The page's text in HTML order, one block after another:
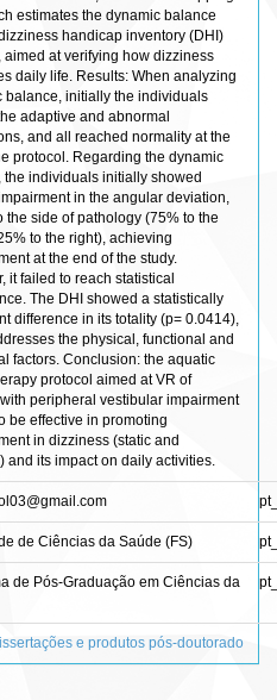
estimates the dynamic balance
handicap inventory (DHI)
aimed at verifying how dizziness
daily life. Results: When analyzing
balance, initially the individuals
adaptive and abnormal
and all reached normality at the
protocol. Regarding the dynamic
the individuals initially showed
in the angular deviation,
the side of pathology (75% to the
to the right), achieving
at the end of the study.
it failed to reach statistical
The DHI showed a statistically
difference in its totality (p= 0.0414),
the physical, functional and
factors. Conclusion: the aquatic
protocol aimed at VR of
peripheral vestibular impairment
be effective in promoting
in dizziness (static and
and its impact on daily activities.
de Ciências da Saúde (FS)
de Pós-Graduação em Ciências da
e produtos pós-doutorado